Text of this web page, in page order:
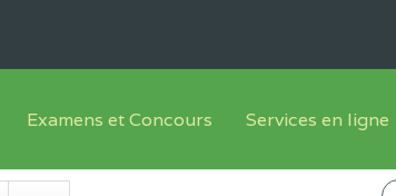
Sous système francophone
Examens et Concours
Inscriptions
Services en ligne
Orientation